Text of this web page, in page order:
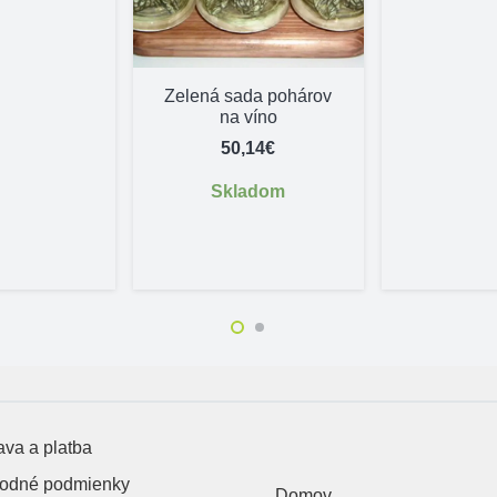
Zelená sada pohárov
na víno
50,14€
Skladom
a platba
podmienky